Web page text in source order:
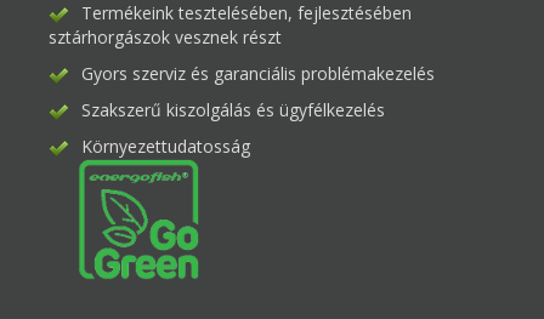
Termékeink tesztelésében, fejlesztésében
sztárhorgászok vesznek részt
Gyors szerviz és garanciális problémakezelés
Szakszerű kiszolgálás és ügyfélkezelés
Környezettudatosság